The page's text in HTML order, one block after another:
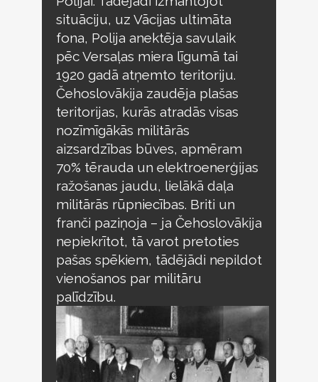
situāciju, uz Vācijas ultimāta
fona, Polija anektēja savulaik
pēc Versaļas miera līgumā tai
1920 gadā atņemto teritoriju.
Čehoslovākija zaudēja plašas
teritorijas, kurās atradās visas
nozīmīgākās militārās
aizsardzības būves, apmēram
70% tērauda un elektroenerģijas
ražošanas jaudu, lielākā daļa
militārās rūpniecības. Briti un
franči paziņoja – ja Čehoslovākija
nepiekrītot, tā varot pretoties
pašas spēkiem, tādējādi nepildot
vienošanos par militāru
palīdzību.